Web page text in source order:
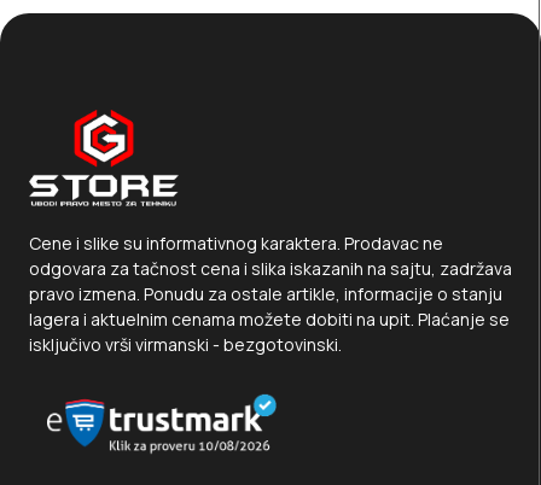
Cene i slike su informativnog karaktera. Prodavac ne
odgovara za tačnost cena i slika iskazanih na sajtu, zadržava
pravo izmena. Ponudu za ostale artikle, informacije o stanju
lagera i aktuelnim cenama možete dobiti na upit. Plaćanje se
isključivo vrši virmanski - bezgotovinski.